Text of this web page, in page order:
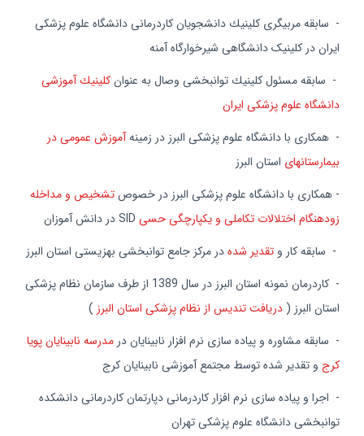
- سابقه مربیگری كلینیك دانشجویان كاردرمانی دانشگاه علوم پزشكی
ایران در کلینیک دانشگاهی شیرخوارگاه آمنه
- سابقه مسئول كلینیك توانبخشی وصال به عنوانكلینیك آموزشی
دانشگاه علوم پزشكی ایران
- همکاری با دانشگاه علوم پزشکی البرز در زمینهآموزش عمومی در
بیمارستانهای استان البرز
- همکاری با دانشگاه علوم پزشکی البرز در خصوصتشخیص و مداخله
زودهنگام اختلالات تکاملی و یکپارچگی حسی
- سابقه كار و تقدیر شدهدر مركز جامع توانبخشی بهزیستی استان البرز
- کاردرمان نمونه استان البرز در سال 1389 از طرف سازمان نظام پزشکی
استان البرز ( دریافت تندیس از نظام پزشکی استان البرز )
- سابقه مشاوره و پیاده سازی نرم افزار نابینایان در مدرسه نابینایان پویا
كرج و تقدیر شده توسط مجتمع آموزشی نابینایان کرج
- اجرا و پیاده سازی نرم افزار كاردرمانی دپارتمان كاردرمانی دانشكده
توانبخشی دانشگاه علوم پزشكی تهران